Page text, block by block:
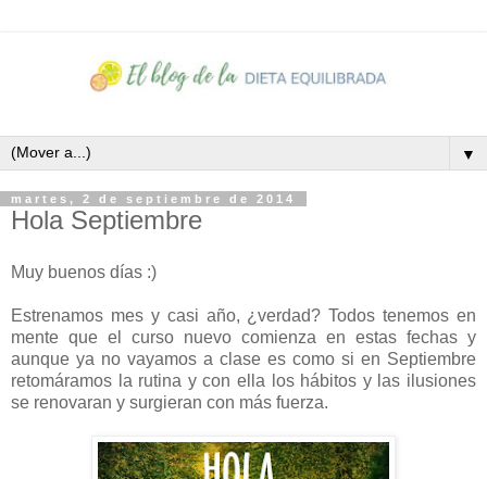
▼
martes, 2 de septiembre de 2014
Hola Septiembre
Muy buenos días :)
Estrenamos mes y casi año, ¿verdad? Todos tenemos en
mente que el curso nuevo comienza en estas fechas y
aunque ya no vayamos a clase es como si en Septiembre
retomáramos la rutina y con ella los hábitos y las ilusiones
se renovaran y surgieran con más fuerza.